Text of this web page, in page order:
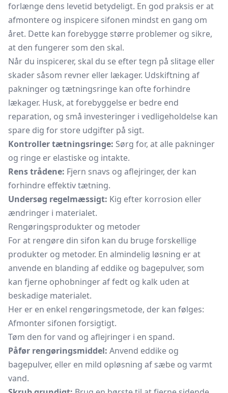
forlænge dens levetid betydeligt. En god praksis er at
afmontere og inspicere sifonen mindst en gang om
året. Dette kan forebygge større problemer og sikre,
at den fungerer som den skal.
Når du inspicerer, skal du se efter tegn på slitage eller
skader såsom revner eller lækager. Udskiftning af
pakninger og tætningsringe kan ofte forhindre
lækager. Husk, at forebyggelse er bedre end
reparation, og små investeringer i vedligeholdelse kan
spare dig for store udgifter på sigt.
Kontroller tætningsringe: Sørg for, at alle pakninger
og ringe er elastiske og intakte.
Rens trådene: Fjern snavs og aflejringer, der kan
forhindre effektiv tætning.
Undersøg regelmæssigt: Kig efter korrosion eller
ændringer i materialet.
Rengøringsprodukter og metoder
For at rengøre din sifon kan du bruge forskellige
produkter og metoder. En almindelig løsning er at
anvende en blanding af eddike og bagepulver, som
kan fjerne ophobninger af fedt og kalk uden at
beskadige materialet.
Her er en enkel rengøringsmetode, der kan følges:
Afmonter sifonen forsigtigt.
Tøm den for vand og aflejringer i en spand.
Påfør rengøringsmiddel: Anvend eddike og
bagepulver, eller en mild opløsning af sæbe og varmt
vand.